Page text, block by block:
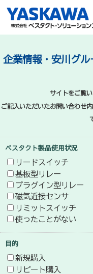
企業情報・安川グ
サイトをご覧
ご記入いただいたお問い合わせ
ベスタクト製品使用状況
リードスイッチ
基板型リレー
プラグイン型リレー
磁気近接センサ
リミットスイッチ
使ったことがない
目的
新規購入
リピート購入